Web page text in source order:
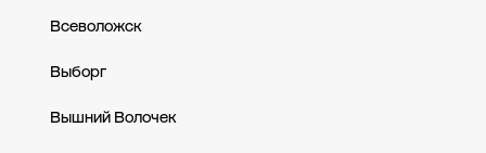
Всеволожск
Выборг
Вышний Волочек